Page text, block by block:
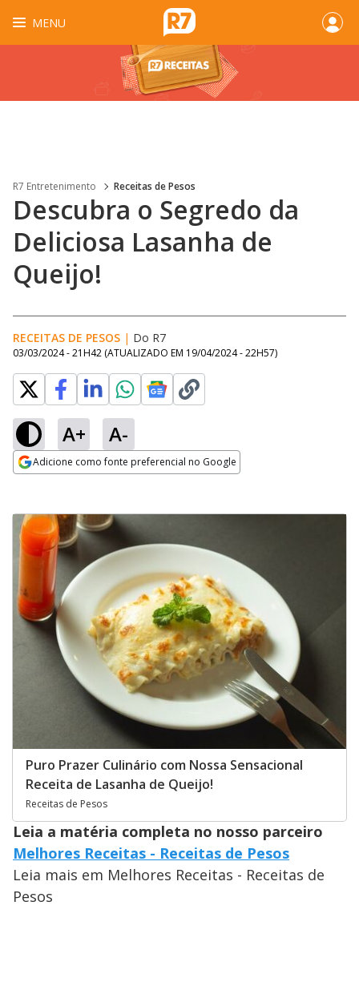
MENU
R7 Entretenimento Receitas de Pesos
Descubra o Segredo da
Deliciosa Lasanha de
Queijo!
RECEITAS DE PESOS | Do R7
03/03/2024 - 21H42 (ATUALIZADO EM 19/04/2024 - 22H57)
A+ A-
Adicione como fonte preferencial no Google
Puro Prazer Culinário com Nossa Sensacional
Receita de Lasanha de Queijo!
Receitas de Pesos
Leia a matéria completa no nosso parceiro
Melhores Receitas - Receitas de Pesos
Leia mais em Melhores Receitas - Receitas de
Pesos